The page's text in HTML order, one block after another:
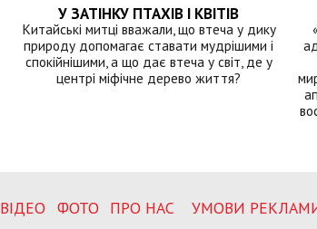
У ЗАТІНКУ ПТАХІВ І КВІТІВ
Китайські митці вважали, що втеча у дику
природу допомагає ставати мудрішими і
спокійнішими, а що дає втеча у світ, де у
центрі міфічне дерево життя?
ВІДЕО ФОТО ПРО НАС УМОВИ